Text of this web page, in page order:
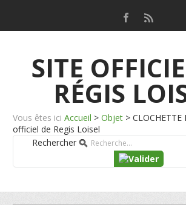
SITE
RÉGIS
Vous êtes ici Accueil > Objet > CLOCHETTE
officiel de Regis Loisel
Rechercher